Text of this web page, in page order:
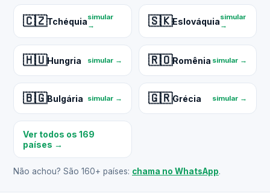
🇨🇿Tchéquiasimular
→
🇸🇰Eslováquiasimular
→
🇭🇺Hungria simular → 🇷🇴Romênia simular →
🇧🇬Bulgária simular → 🇬🇷Grécia simular →
Ver todos os 169
países →
Não achou? São 160+ países: chama no WhatsApp.